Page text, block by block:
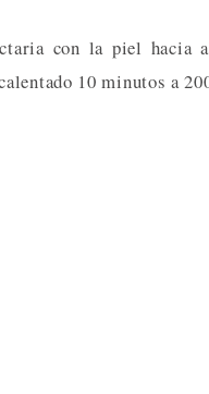
con la piel hacia
10 minutos a